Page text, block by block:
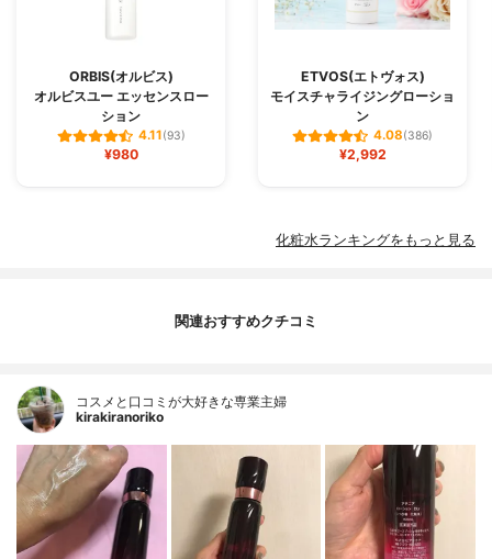
ORBIS(オルビス)
オルビスユー エッセンスロー
ション
4.11(93)
¥980
ETVOS(エトヴォス)
モイスチャライジングローショ
ン
4.08(386)
¥2,992
化粧水ランキングをもっと見る
関連おすすめクチコミ
コスメと口コミが大好きな専業主婦
kirakiranoriko